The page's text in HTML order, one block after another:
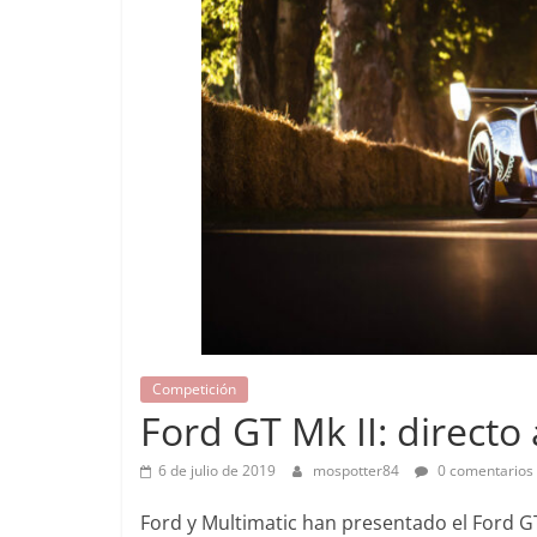
Competición
Ford GT Mk II:
6 de julio de 2019 mospotter84 0 comentarios
Ford y Multimatic han presentado el Ford
probamos
EQ